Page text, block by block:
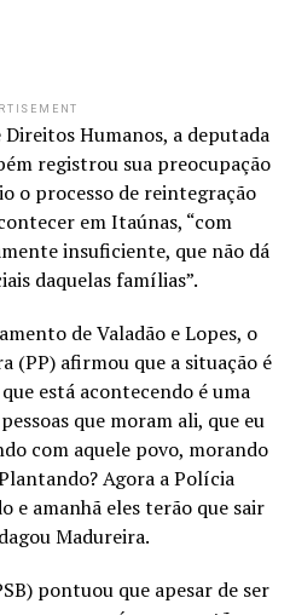
Humanos, a deputada
registrou sua preocupação
o processo de reintegração
em Itaúnas, “com
insuficiente, que não dá
daquelas famílias”.
de Valadão e Lopes, o
(PP) afirmou que a situação é
que está acontecendo é uma
que moram ali, que eu
com aquele povo, morando
Agora a Polícia
e amanhã eles terão que sair
Madureira.
pontuou que apesar de ser